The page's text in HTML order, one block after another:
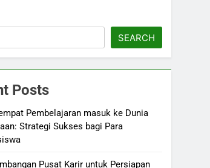
SEARCH
Posts
Pembelajaran masuk ke Dunia
Strategi Sukses bagi Para
Pusat Karir untuk Persiapan